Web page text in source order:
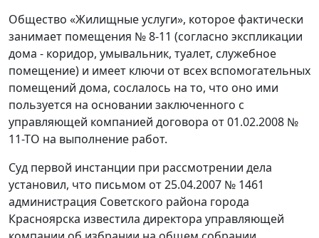
Общество «Жилищные услуги», которое фактически
занимает помещения № 8-11 (согласно экспликации
дома - коридор, умывальник, туалет, служебное
помещение) и имеет ключи от всех вспомогательных
помещений дома, сослалось на то, что оно ими
пользуется на основании заключенного с
управляющей компанией договора от 01.02.2008 №
11-ТО на выполнение работ.
Суд первой инстанции при рассмотрении дела
установил, что письмом от 25.04.2007 № 1461
администрация Советского района города
Красноярска известила директора управляющей